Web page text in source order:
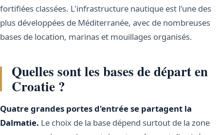
fortifiées classées. L'infrastructure nautique est l'une des
plus développées de Méditerranée, avec de nombreuses
bases de location, marinas et mouillages organisés.
Quelles sont les bases de départ en
Croatie ?
Quatre grandes portes d'entrée se partagent la
Dalmatie. Le choix de la base dépend surtout de la zone